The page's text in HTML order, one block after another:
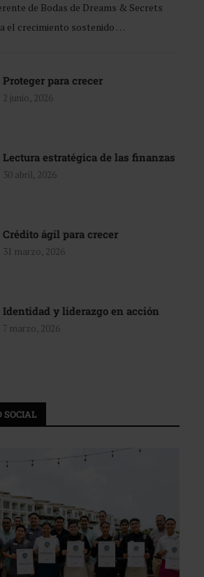
de Bodas de Dreams & Secrets
el crecimiento sostenido …
Proteger para crecer
2 junio, 2026
Lectura estratégica de las finanzas
30 abril, 2026
Crédito ágil para crecer
31 marzo, 2026
Identidad y liderazgo en acción
7 marzo, 2026
SOCIAL